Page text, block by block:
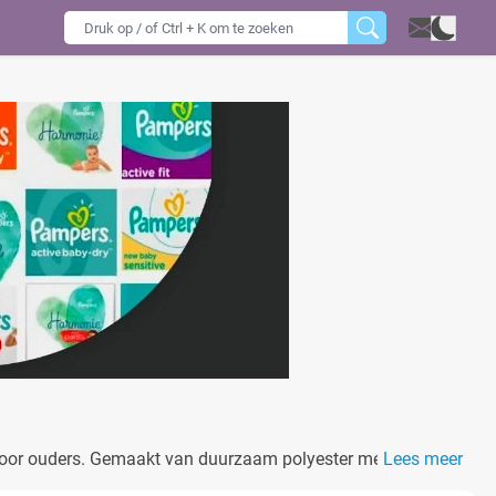
ouders. Gemaakt van duurzaam polyester met eenLees meer